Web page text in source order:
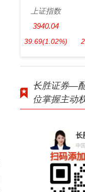
上证指数
3940.04
39.69(1.02%)
长胜证券—
位掌握主动